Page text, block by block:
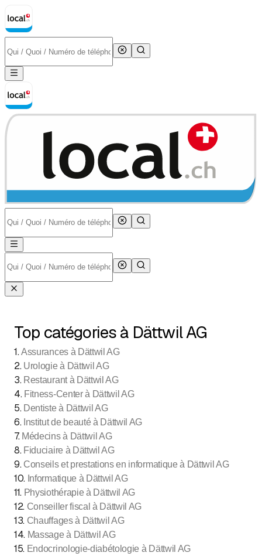
Top catégories à Dättwil AG
1.Assurances à Dättwil AG
2. Urologie à Dättwil AG
3. Restaurant à Dättwil AG
4. Fitness-Center à Dättwil AG
5. Dentiste à Dättwil AG
6. Institut de beauté à Dättwil AG
7. Médecins à Dättwil AG
8. Fiduciaire à Dättwil AG
9. Conseils et prestations en informatique à Dättwil AG
10. Informatique à Dättwil AG
11. Physiothérapie à Dättwil AG
12. Conseiller fiscal à Dättwil AG
13. Chauffages à Dättwil AG
14. Massage à Dättwil AG
15. Endocrinologie-diabétologie à Dättwil AG